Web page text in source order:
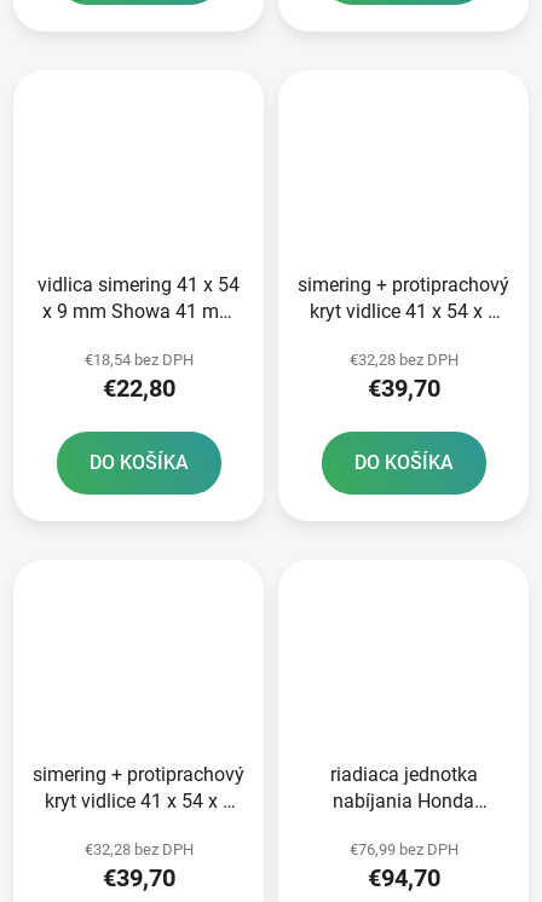
vidlica simering 41 x 54
x 9 mm Showa 41 mm
€18,54 bez DPH
€22,80
DO KOŠÍKA
simering + protiprachový
kryt vidlice 41 x 54 x 9
€32,28 bez DPH
€39,70
DO KOŠÍKA
simering + protiprachový
kryt vidlice 41 x 54 x 9
€32,28 bez DPH
€39,70
riadiaca jednotka
nabíjania Honda
€76,99 bez DPH
€94,70